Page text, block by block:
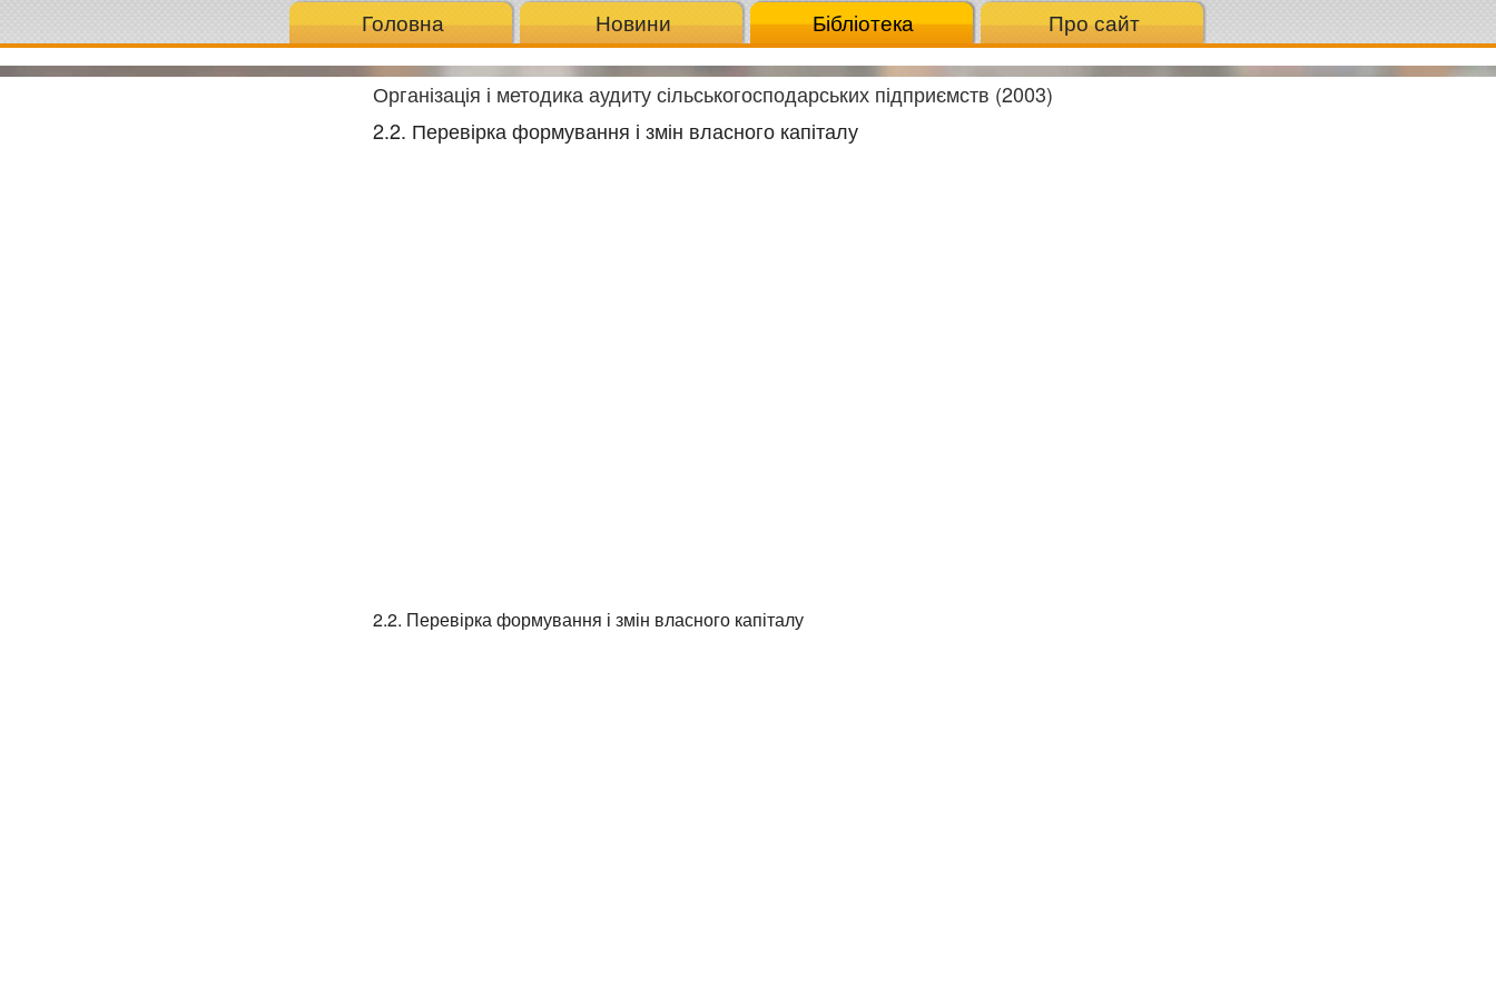
Головна Новини Бібліотека Про сайт
Організація і методика аудиту сільськогосподарських підприємств (2003)
2.2. Перевірка формування і змін власного капіталу
2.2. Перевірка формування і змін власного капіталу